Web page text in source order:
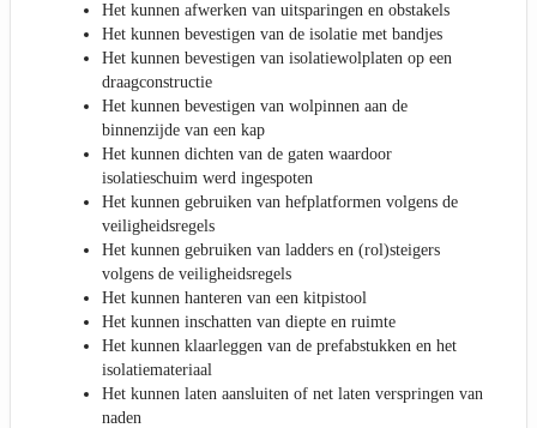
Het kunnen afwerken van uitsparingen en obstakels
Het kunnen bevestigen van de isolatie met bandjes
Het kunnen bevestigen van isolatiewolplaten op een
draagconstructie
Het kunnen bevestigen van wolpinnen aan de
binnenzijde van een kap
Het kunnen dichten van de gaten waardoor
isolatieschuim werd ingespoten
Het kunnen gebruiken van hefplatformen volgens de
veiligheidsregels
Het kunnen gebruiken van ladders en (rol)steigers
volgens de veiligheidsregels
Het kunnen hanteren van een kitpistool
Het kunnen inschatten van diepte en ruimte
Het kunnen klaarleggen van de prefabstukken en het
isolatiemateriaal
Het kunnen laten aansluiten of net laten verspringen van
naden